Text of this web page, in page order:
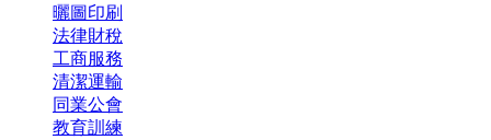
曬圖印刷
法律財稅
工商服務
清潔運輸
同業公會
教育訓練